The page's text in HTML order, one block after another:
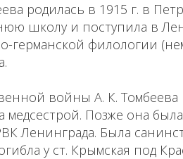
родилась в 1915 г. в
школу и поступила в
германской филологии
войны А. К. Томбеева
Позже она
Ленинграда. Была
у ст. Крымская под